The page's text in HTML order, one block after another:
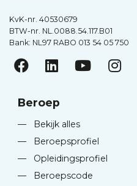
KvK-nr. 40530679
BTW-nr. NL.0088.54.117.B01
Bank: NL97 RABO 013 54 05 750
Beroep
—
Bekijk alles
—
Beroepsprofiel
—
Opleidingsprofiel
—
Beroepscode